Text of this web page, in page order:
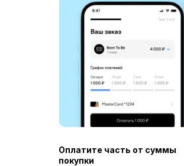
Оплатите часть от суммы
покупки